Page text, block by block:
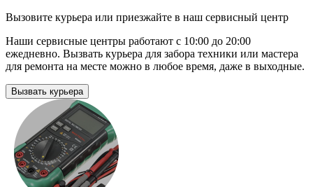
Вызовите курьера или приезжайте в наш сервисный центр
Наши сервисные центры работают с 10:00 до 20:00
ежедневно. Вызвать курьера для забора техники или мастера
для ремонта на месте можно в любое время, даже в выходные.
Вызвать курьера